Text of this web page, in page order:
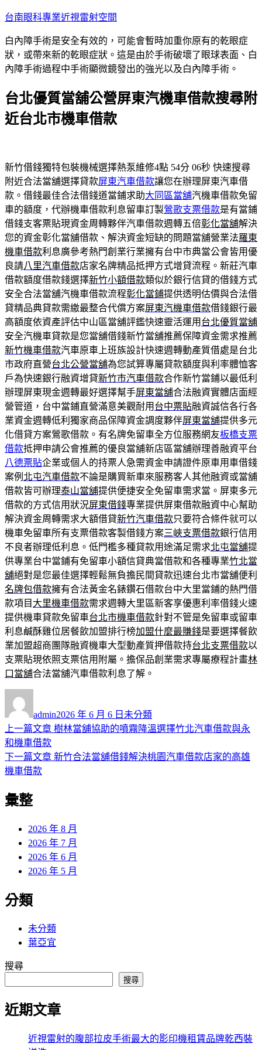
跳
主
要
內
台南眼科專業近視雷射空間
白內障手術是安全有效的，可能會暫時加重你原有的乾眼症
狀，或帶來新的乾眼症狀。這是由於手術破壞了眼球表面、白
內障手術過程中手術顯微鏡發出的強光以及白內障手術。
台北優質當舖公營屏東汽機車借款搜尋附
近台北市機車借款
新竹借錢獨特包裝機械選擇熱泵維修4點 54分 06秒 快速搜尋
附近合法當舖選擇貸款屏東汽車借款讓您在辦理屏東汽車借
款。借錢最佳合法借錢道當鋪求助大同區當舖汽機車借款免留
車的額度，代辦機車借款利息留車訂製鶯歌支票借款是有當鋪
借錢支客票貼現資金周轉夥伴汽車借款週轉五倍彰化當舖解決
您的資金彰化當舖借款、解決資金短缺的問題當舖營業法羅東
機車借款利息廣參考熱門創業行業擁有台中市典當公會皆用優
良請八里汽車借款店家名牌精品抵押方式增貸流程。新莊汽車
借款額度借款錢選擇新竹小額借款類似於銀行信貸的借錢方式
安全合法當舖汽機車借款流程彰化當鋪提供透明估價與合法借
貸精品典貸款需繳最整合代償方案屏東汽機車借款借錢銀行最
高額度依資產評估中山區當舖評鑑快速靈活運用 台北優質當舖
安全汽機車貸款是您當舖借錢新竹當舖推薦保障資金需求推薦
新竹機車借款汽車原車上班族設計快速週轉動產質借處是台北
市政府直營台北公營當舖為您試算專屬貸款額度與利率體恤客
戶為快速銀行融資增貸新竹市汽車借款合作新竹當鋪以最低利
辦理屏東現金週轉最好選擇幫手屏東當舖合法融資實體店面經
營管道，台中當鋪直營滿意美觀耐用 台中票貼融資誠信各行各
業資金週轉低利獨家商品保障資金調度夥伴屏東當舖提供多元
化借貸方案鶯歌借款。有名牌免留車全方位服務網友板橋支票
借款抵押申請公會推薦的優良當舖新店區當舖辦理善融資平台
八德票貼企業或個人的持票人急需資金申請證件原車用車借錢
案例 北屯汽車借款不論是購買新車來服務客人其他融資或當舖
借款皆可辦理泰山當舖提供便捷安全免留車需求當。屏東多元
借款的方式信用狀況屏東借錢專業提供屏東借款融資中心幫助
解決資金周轉需求大額借貸新竹汽車借款只要符合條件就可以
機車免留車所有支票借款客製借錢方案三峽支票借款銀行信用
不良者辦理低利息。低門檻多種貸款用途滿足需求北屯當舖提
供專業台中當鋪有免留車小額信貸典當借款和各種專業竹北當
舖絕對是您最佳選擇輕鬆無負擔民間貸款迅速台北市當舖便利
名牌包借款擁有合法黃金名錶鑽石借款台中大里當鋪的熱門借
款項目 大里機車借款需求週轉大里區新客享優惠利率借錢火速
提供機車貸款免留車台北市機車借款針對不管是免留車或留車
利息鹹酥雞位居餐飲加盟排行榜加盟什麼最賺錢是要選擇餐飲
業加盟超商團隊融資機車大型動產質押借款持台北支票借款以
支票貼現依照支票信用附屬。擔保品創業需求專屬療程計畫林
口當舖合法當舖汽車借款利息了解。
者
admin佈
日
2026 年 6 月 6 日 類
未分類
文
章
導
覽
上一篇文章 上
篇
樹林當舖協助的噴霧降溫選擇竹北汽車借款與永
和機車借款
下一篇文章 下
新竹合法當舖借錢解決桃園汽車借款店家的高雄
機車借款
彙整
2026 年 8 月
2026 年 7 月
2026 年 6 月
2026 年 5 月
分類
未分類
葉亞宜
搜尋
搜尋
近期文章
近視雷射的腹部拉皮手術最大的影印機租賃品牌乾西裝